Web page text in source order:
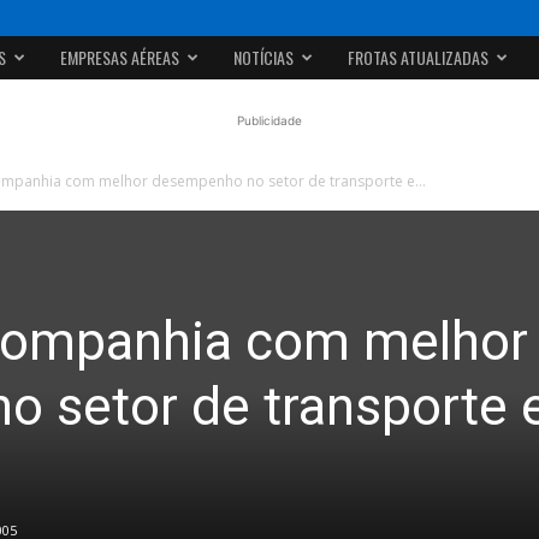
EMPRESAS AÉREAS NOTÍCIAS FROTAS ATUALIZADAS
Publicidade
com melhor desempenho no setor de transporte e...
com melhor
setor de transporte